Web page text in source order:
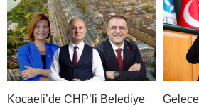
Kocaeli’de CHP’li Belediye